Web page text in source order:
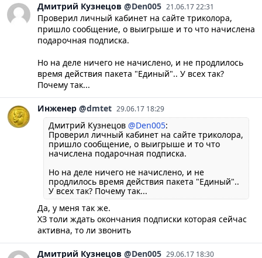
Дмитрий Кузнецов @Den005 21.06.17 22:31
Проверил личный кабинет на сайте триколора,
пришло сообщение, о выигрыше и то что начислена
подарочная подписка.
Но на деле ничего не начислено, и не продлилось
время действия пакета "Единый".. У всех так?
Почему так...
Инженер @dmtet 29.06.17 18:29
Дмитрий Кузнецов @Den005:
Проверил личный кабинет на сайте триколора,
пришло сообщение, о выигрыше и то что
начислена подарочная подписка.
Но на деле ничего не начислено, и не
продлилось время действия пакета "Единый"..
У всех так? Почему так...
Да, у меня так же.
ХЗ толи ждать окончания подписки которая сейчас
активна, то ли звонить
Дмитрий Кузнецов @Den005 29.06.17 18:30